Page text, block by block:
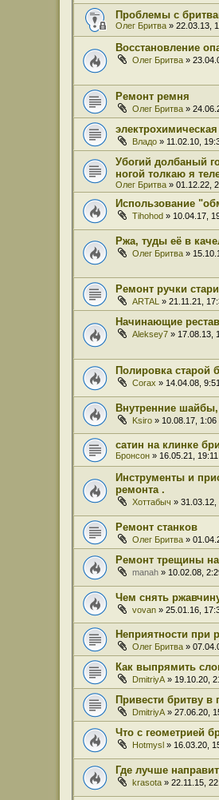
Проблемы с
Олег Бритва » 22.03.13,
Восстановление
Олег Бритва »
Ремонт ремня
Олег Бритва »
электрохимическая
Владо » 11.02.10,
Убогий долбаный
ногой толкаю я
Олег Бритва » 01.12.22,
Использование
Tihohod » 10.04.17,
Ржа, туды её в
Олег Бритва »
Ремонт ручки
ARTAL » 21.11.21,
Начинающие
Aleksey7 » 17.08.13,
Полировка старой
Corax » 14.04.08, 9:51
Внутренние
Ksiro » 10.08.17, 1:06
сатин на клинке
Бронсон » 16.05.21, 19:11
Инструменты и
ремонта .
Хоттабыч » 31.03.12,
Ремонт станков
Олег Бритва »
Ремонт трещины
manah » 10.02.08,
Чем снять
vovan » 25.01.16,
Неприятности при
Олег Бритва »
Как выпрямить
DmitriyA » 19.10.20,
Привести бритву в
DmitriyA » 27.06.20,
Что с геометрией
Hotmysl » 16.03.20,
Где лучше
krasota » 22.11.15,